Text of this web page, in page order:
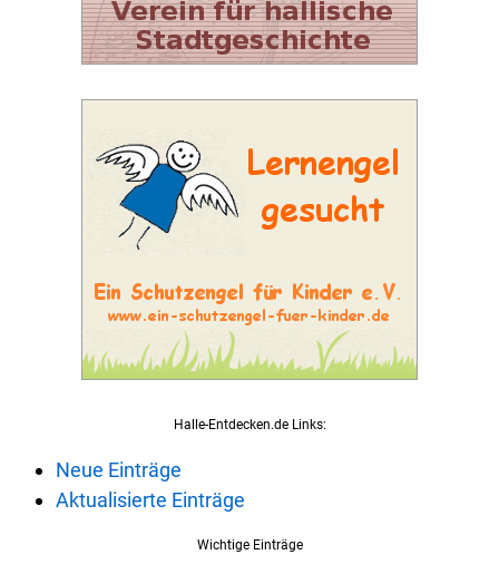
Halle-Entdecken.de Links:
Neue Einträge
Aktualisierte Einträge
Wichtige Einträge